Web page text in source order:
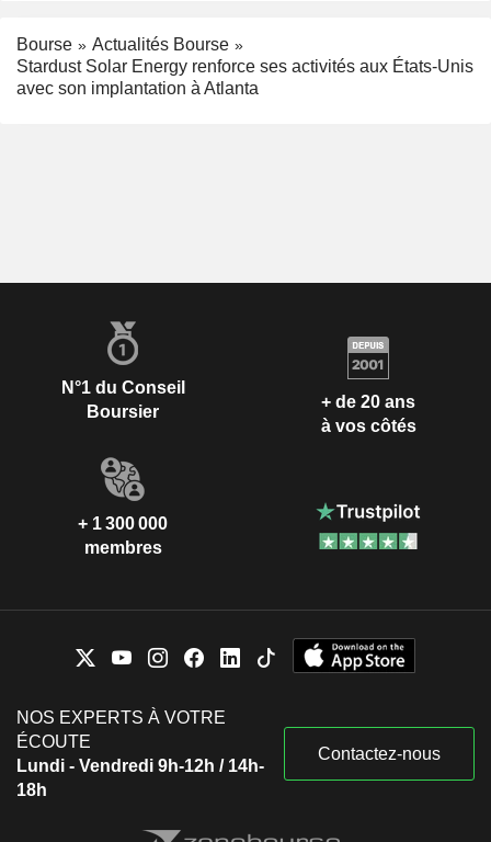
Bourse
Actualités Bourse
Stardust Solar Energy renforce ses activités aux États-Unis
avec son implantation à Atlanta
N°1 du Conseil
Boursier
+ de 20 ans
à vos côtés
+ 1 300 000
membres
NOS EXPERTS À VOTRE
ÉCOUTE
Lundi - Vendredi 9h-12h / 14h-
18h
Contactez-nous